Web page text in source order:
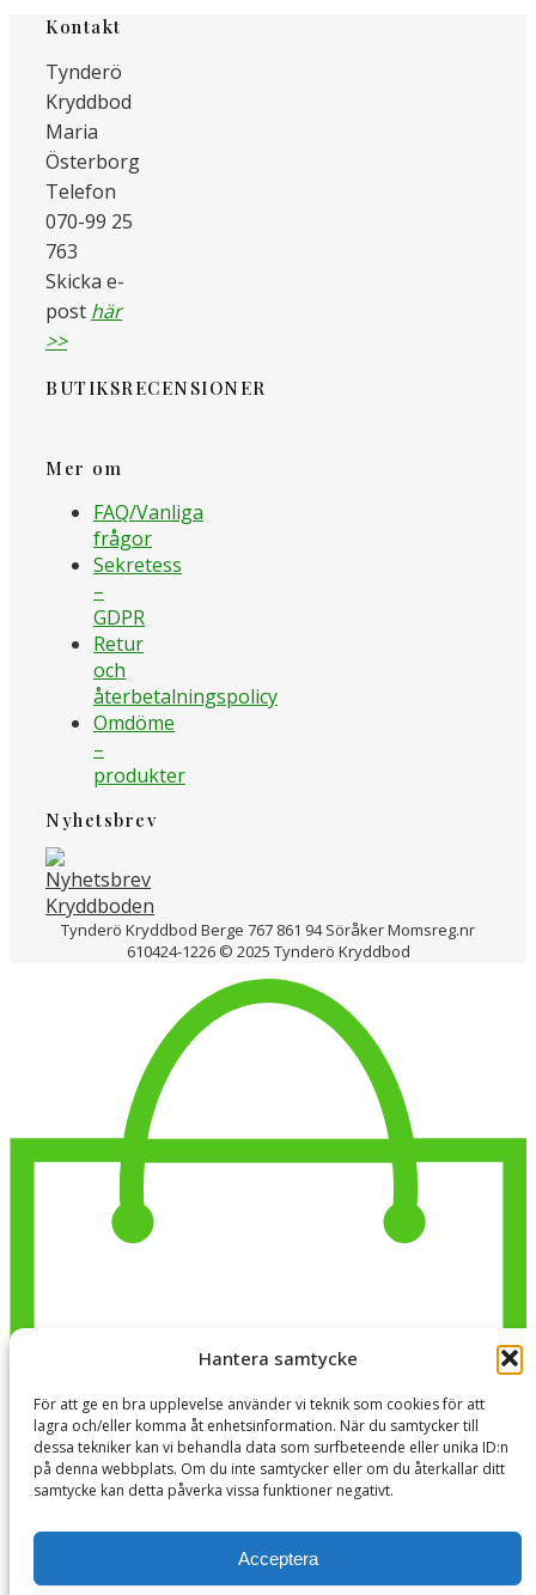
Hantera samtycke
För att ge en bra upplevelse använder vi teknik som cookies för att
lagra och/eller komma åt enhetsinformation. När du samtycker till
dessa tekniker kan vi behandla data som surfbeteende eller unika ID:n
på denna webbplats. Om du inte samtycker eller om du återkallar ditt
samtycke kan detta påverka vissa funktioner negativt.
Acceptera
Kontakt
Tynderö
Kryddbod
Maria
Österborg
Telefon
070-99 25
763
Skicka e-
post här
>>
BUTIKSRECENSIONER
Mer om
FAQ/Vanliga
frågor
Sekretess
–
GDPR
Retur
och
återbetalningspolicy
Omdöme
–
produkter
Nyhetsbrev
Tynderö Kryddbod Berge 767 861 94 Söråker Momsreg.nr
610424-1226 © 2025 Tynderö Kryddbod